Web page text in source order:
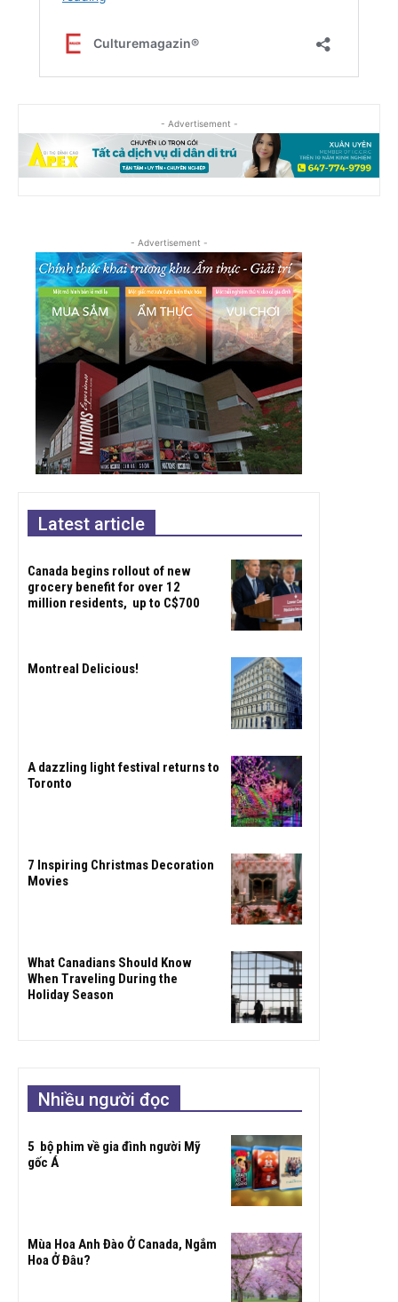
- Advertisement -
- Advertisement -
Latest article
Canada begins rollout of new
grocery benefit for over 12
million residents, up to C$700
Montreal Delicious!
A dazzling light festival returns to
Toronto
7 Inspiring Christmas Decoration
Movies
What Canadians Should Know
When Traveling During the
Holiday Season
Nhiều người đọc
5 bộ phim về gia đình người Mỹ
gốc Á
Mùa Hoa Anh Đào Ở Canada, Ngắm
Hoa Ở Đâu?